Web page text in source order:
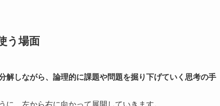
う場面
解しながら、論理的に課題や問題を掘り下げていく思考の手